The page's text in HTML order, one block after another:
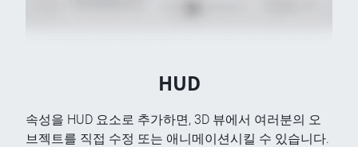
HUD
속성을 HUD 요소로 추가하면, 3D 뷰에서 여러분의 오
브젝트를 직접 수정 또는 애니메이션시킬 수 있습니다.